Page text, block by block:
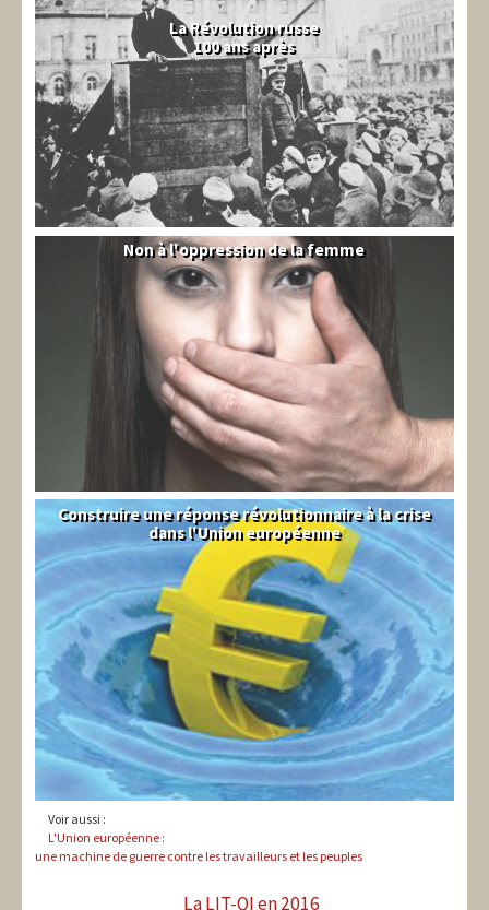
La Révolution russe
100 ans après
Syrie
Non à l'oppression de la femme
Syndical
Construire une réponse révolutionnaire à la crise
dans l'Union européenne
Voir aussi :
L'Union européenne :
une machine de guerre contre les travailleurs et les peuples
La LIT-QI en 2016